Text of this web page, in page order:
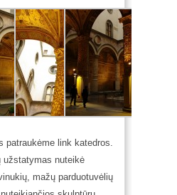
patraukėme link katedros.
užstatymas nuteikė
mažų parduotuvėlių